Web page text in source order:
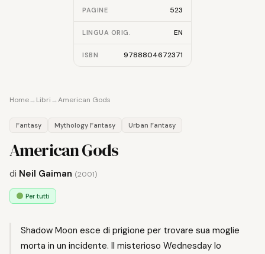
PAGINE 523
LINGUA ORIG. EN
ISBN 9788804672371
Home→ Libri→American Gods
Fantasy Mythology Fantasy Urban Fantasy
American Gods
di Neil Gaiman (2001)
Per tutti
Shadow Moon esce di prigione per trovare sua moglie
morta in un incidente. Il misterioso Wednesday lo